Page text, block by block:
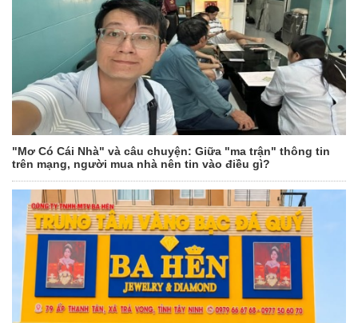
"Mơ Có Cái Nhà" và câu chuyện: Giữa "ma trận" thông tin
trên mạng, người mua nhà nên tin vào điều gì?